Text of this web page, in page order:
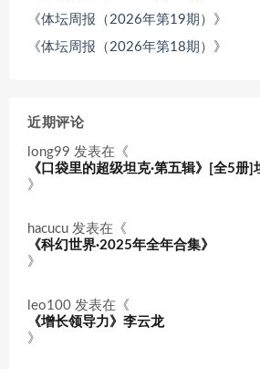
《体坛周报（2026年第19期）》
《体坛周报（2026年第18期）》
近期评论
long99 发表在《
《口袋里的超级坦克·第五辑》[全5册]
》
hacucu 发表在《
《科幻世界·2025年全年合集》
》
leo100 发表在《
《增长领导力》李云龙
》